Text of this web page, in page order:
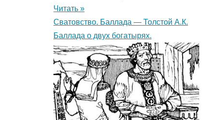
Читать »
Сватовство. Баллада — Толстой А.К.
Баллада о двух богатырях.